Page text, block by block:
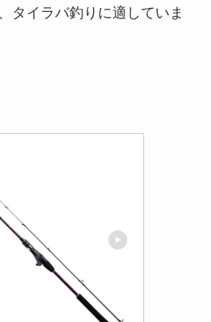
ル おすすめは？
すすめモデル
ングロッドのおすすめモデ
ワなどの信頼性の高いブラ
が多くあります。特に、シ
ダイワ「紅牙エアポータブ